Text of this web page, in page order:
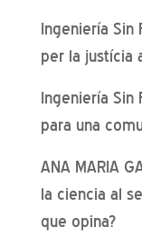
Ingeniería Sin
per la justícia
Ingeniería Sin
para una
ANA MARIA
la ciencia al
que opina?